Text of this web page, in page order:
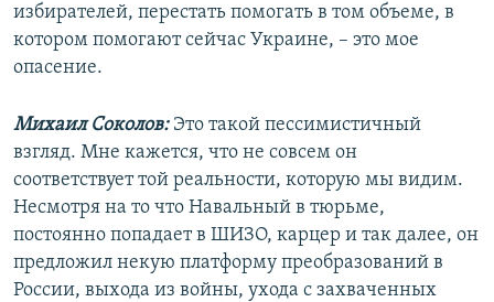
избирателей, перестать помогать в том объеме, в
котором помогают сейчас Украине, – это мое
опасение.
Михаил Соколов:Это такой пессимистичный
взгляд. Мне кажется, что не совсем он
соответствует той реальности, которую мы видим.
Несмотря на то что Навальный в тюрьме,
постоянно попадает в ШИЗО, карцер и так далее, он
предложил некую платформу преобразований в
России, выхода из войны, ухода с захваченных